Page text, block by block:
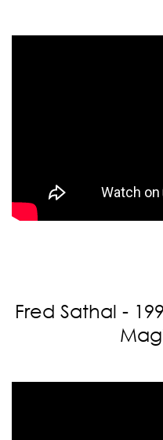
Fred Sathal -